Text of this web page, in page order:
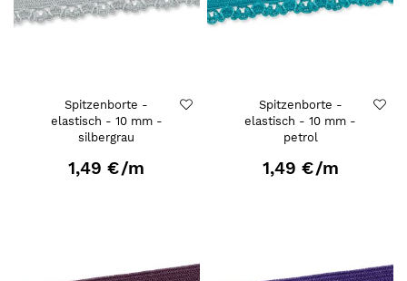
Spitzenborte -
elastisch - 10 mm -
silbergrau
1,49 €/m
Spitzenborte -
elastisch - 10 mm -
petrol
1,49 €/m